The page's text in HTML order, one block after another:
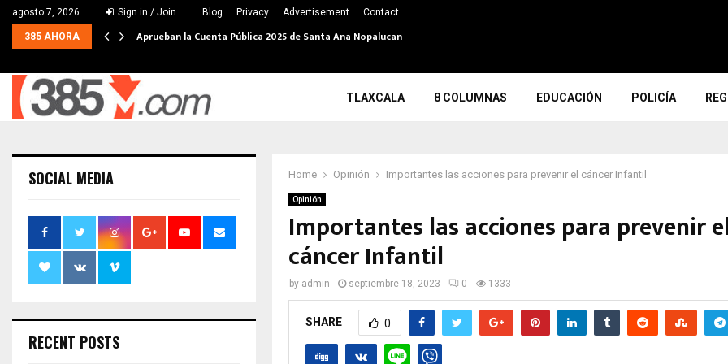
agosto 7, 2026 Sign in / Join Blog Privacy Advertisement Contact
385 AHORA Aprueban la Cuenta Pública 2025 de Santa Ana Nopalucan
TLAXCALA 8 COLUMNAS EDUCACIÓN POLICÍA
Home Opinión Importantes las acciones para prevenir el cáncer Infantil
Opinión
Importantes las acciones para prevenir
cáncer Infantil
by admin septiembre 18, 2023 0 1333
SHARE 0
SOCIAL MEDIA
RECENT POSTS